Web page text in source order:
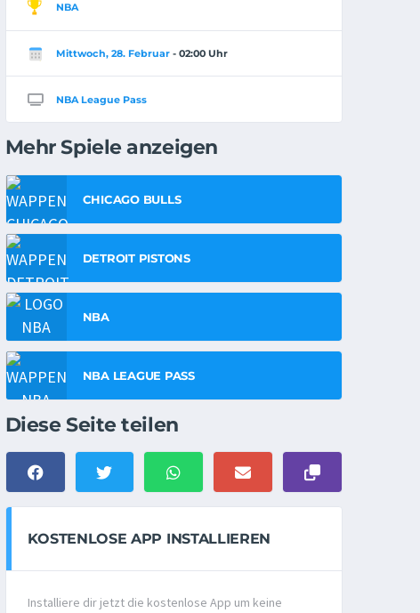
NBA
Mittwoch, 28. Februar- 02:00 Uhr
NBA League Pass
Mehr Spiele anzeigen
CHICAGO BULLS
DETROIT PISTONS
NBA
NBA LEAGUE PASS
Diese Seite teilen
KOSTENLOSE APP INSTALLIEREN
Installiere dir jetzt die kostenlose App um keine